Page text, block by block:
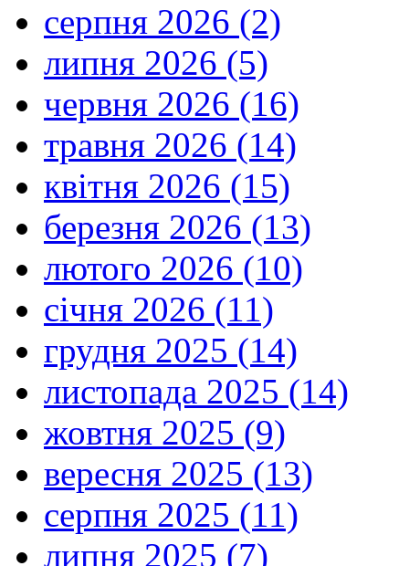
серпня 2026 (2)
липня 2026 (5)
червня 2026 (16)
травня 2026 (14)
квітня 2026 (15)
березня 2026 (13)
лютого 2026 (10)
січня 2026 (11)
грудня 2025 (14)
листопада 2025 (14)
жовтня 2025 (9)
вересня 2025 (13)
серпня 2025 (11)
липня 2025 (7)